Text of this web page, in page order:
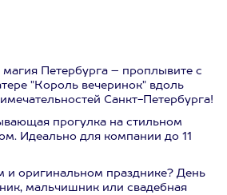
Петербурга – проплывите с
"Король вечеринок" вдоль
Санкт-Петербурга!
прогулка на стильном
Идеально для компании до 11
и оригинальном празднике? День
мальчишник или свадебная